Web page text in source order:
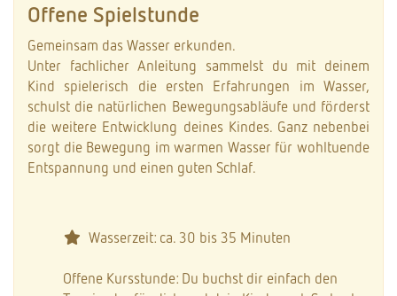
Offene Spielstunde
Gemeinsam das Wasser erkunden.
Unter fachlicher Anleitung sammelst du mit deinem
Kind spielerisch die ersten Erfahrungen im Wasser,
schulst die natürlichen Bewegungsabläufe und förderst
die weitere Entwicklung deines Kindes. Ganz nebenbei
sorgt die Bewegung im warmen Wasser für wohltuende
Entspannung und einen guten Schlaf.
Wasserzeit: ca. 30 bis 35 Minuten
Offene Kursstunde: Du buchst dir einfach den